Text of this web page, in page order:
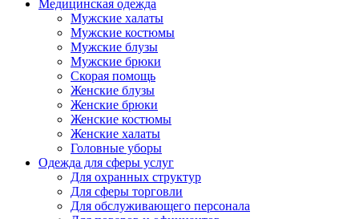
Медицинская одежда
Мужские халаты
Мужские костюмы
Мужские блузы
Мужские брюки
Скорая помощь
Женские блузы
Женские брюки
Женские костюмы
Женские халаты
Головные уборы
Одежда для сферы услуг
Для охранных структур
Для сферы торговли
Для обслуживающего персонала